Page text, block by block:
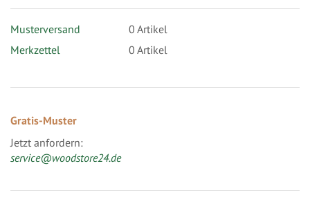
Musterversand 0 Artikel
Merkzettel
0 Artikel
Gratis-Muster
Jetzt anfordern:
service@woodstore24.de